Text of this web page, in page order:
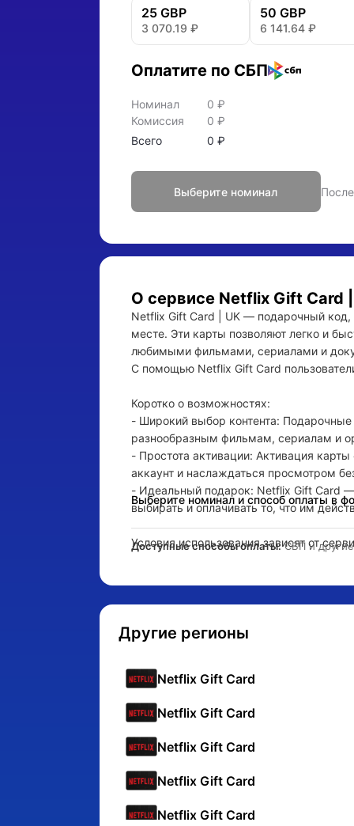
25 GBP
3 070.19 ₽
50 GBP
6 141.64₽
Оплатите по СБП
Номинал 0 ₽
Комиссия
0 ₽
Всего
0 ₽
Выберите номинал
О сервисе Netflix Gift Card
Netflix Gift Card | UK — подарочный
месте. Эти карты позволяют легко и
любимыми фильмами, сериалами и
С помощью Netflix Gift Card
Коротко о возможностях:
- Широкий выбор контента:
разнообразным фильмам, сериалам и
- Простота активации: Активация
аккаунт и наслаждаться просмотром
- Идеальный подарок: Netflix Gift Card
выбирать и оплачивать то, что им
Условия использования зависят от
Выберите номинал и способ оплаты в
Доступные способы оплаты: СБП и другие
Другие регионы
Netflix Gift Card- Оплата
Netflix Gift Card- Оплата
Netflix Gift Card- Оплата
Netflix Gift Card- Оплата
Netflix Gift Card- Оплата